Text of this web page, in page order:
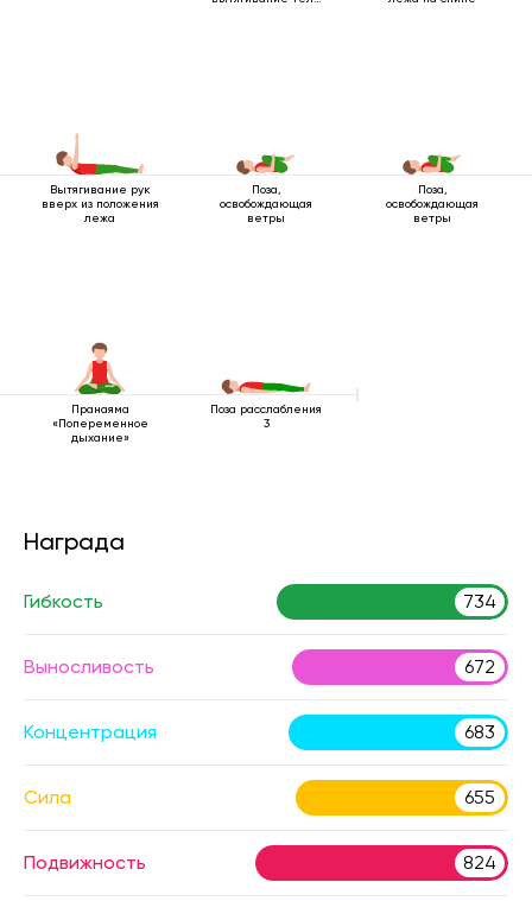
Вытягивание рук
вверх из положения
лежа
Поза,
освобождающая
ветры
Поза,
освобождающая
ветры
Пранаяма
«Попеременное
дыхание»
Поза расслабления
3
Награда
Гибкость 734
Выносливость 672
Концентрация 683
Сила 655
Подвижность 824